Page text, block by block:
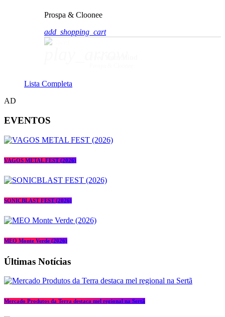
Prospa & Cloonee
add_shopping_cart
Lista Completa
AD
EVENTOS
VAGOS METAL FEST (2026)
SONICBLAST FEST (2026)
MEO Monte Verde (2026)
Últimas Notícias
Mercado Produtos da Terra destaca mel regional na Sertã